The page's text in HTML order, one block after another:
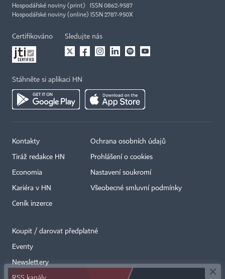
Hospodářské noviny (print) ISSN 0862-9587
Hospodářské noviny (online) ISSN 2787-950X
Certifikováno Sledujte nás
Stáhněte si aplikaci HN
Kontakty
Tiráž redakce HN
Economia
Kariéra v HN
Ceník inzerce
Ochrana osobních údajů
Prohlášení o cookies
Nastavení soukromí
Všeobecné smluvní podmínky
Koupit / darovat předplatné
Eventy
Newslettery